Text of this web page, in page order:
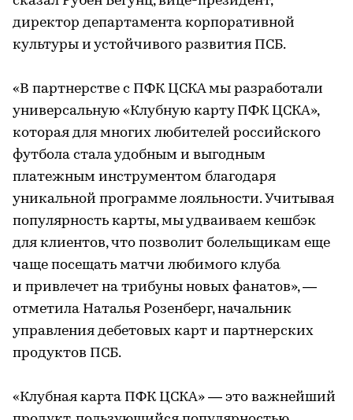
директор департамента корпоративной
культуры и устойчивого развития ПСБ.
«В партнерстве с ПФК ЦСКА мы разработали
универсальную «Клубную карту ПФК ЦСКА»,
которая для многих любителей российского
футбола стала удобным и выгодным
платежным инструментом благодаря
уникальной программе лояльности. Учитывая
популярность карты, мы удваиваем кешбэк
для клиентов, что позволит болельщикам еще
чаще посещать матчи любимого клуба
и привлечет на трибуны новых фанатов», —
отметила Наталья Розенберг, начальник
управления дебетовых карт и партнерских
продуктов ПСБ.
«Клубная карта ПФК ЦСКА» — это важнейший